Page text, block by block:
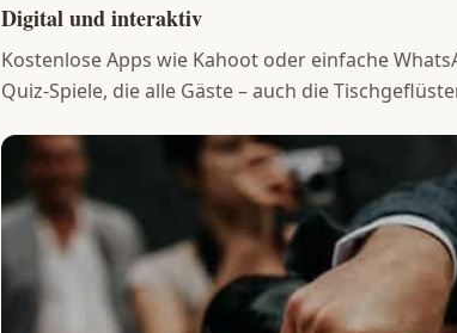
Digital und interaktiv
Kostenlose Apps wie Kahoot oder einfache
Quiz-Spiele, die alle Gäste – auch die